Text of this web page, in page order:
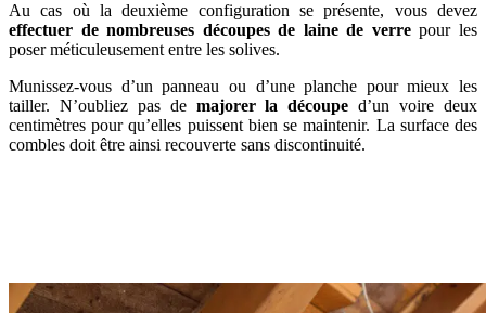
Au cas où la deuxième configuration se présente, vous devez
effectuer de nombreuses découpes de laine de verrepour les
poser méticuleusement entre les solives.
Munissez-vous d’un panneau ou d’une planche pour mieux les
tailler. N’oubliez pas de majorer la découpe d’un voire deux
centimètres pour qu’elles puissent bien se maintenir. La surface des
combles doit être ainsi recouverte sans discontinuité.